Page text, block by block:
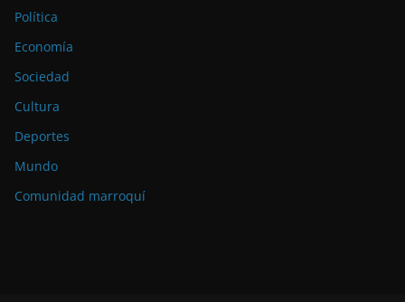
Política
Economía
Sociedad
Cultura
Deportes
Mundo
Comunidad marroquí